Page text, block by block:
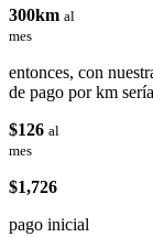
300km al
mes
entonces, con
de pago por km
$126 al
mes
$1,726
pago inicial